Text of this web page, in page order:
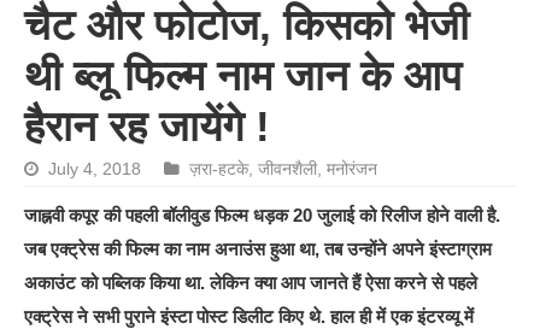
चैट और फोटोज, किसको भेजी
थी ब्लू फिल्म नाम जान के आप
हैरान रह जायेंगे !
July 4, 2018 ज़रा-हटके,जीवनशैली,मनोरंजन
जाह्नवी कपूर की पहली बॉलीवुड फिल्म धड़क 20 जुलाई को रिलीज होने वाली है.
जब एक्ट्रेस की फिल्म का नाम अनाउंस हुआ था, तब उन्होंने अपने इंस्टाग्राम
अकाउंट को पब्लिक किया था. लेकिन क्या आप जानते हैं ऐसा करने से पहले
एक्ट्रेस ने सभी पुराने इंस्टा पोस्ट डिलीट किए थे. हाल ही में एक इंटरव्यू में